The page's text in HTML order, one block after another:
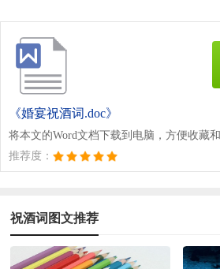
《婚宴祝酒词.doc》
将本文的Word文档下载到电脑，方便收藏
推荐度：
祝酒词图文推荐